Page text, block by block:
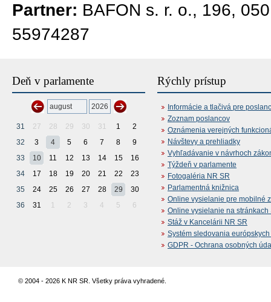
Partner: BAFON s. r. o., 196,
55974287
Deň v parlamente
31 27 28 29 30 31 1
2
32
3 4 5 6 7 8
9
33
10 11 12 13 14 15
16
34
17 18 19 20 21 22
23
35
24 25 26 27 28 29
30
36
31 1 2 3 4 5 6
Rýchly prístup
Informácie a tlačivá pre
Zoznam poslancov
Oznámenia verejných
Návštevy a prehliadky
Vyhľadávanie v návrhoch
Týždeň v parlamente
Fotogaléria NR SR
Parlamentná knižnica
Online vysielanie pre mobilné
Online vysielanie na stránkach
Stáž v Kancelárii NR SR
Systém sledovania
GDPR - Ochrana osobných
© 2004 - 2026 K NR SR. Všetky práva vyhradené.